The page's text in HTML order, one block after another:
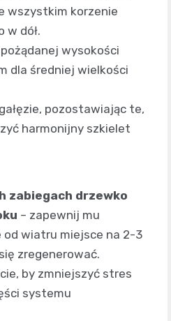
wszystkim korzenie
w dół.
wysokości
dla średniej wielkości
pozostawiając te,
harmonijny szkielet
zabiegach drzewko
– zapewnij mu
od wiatru miejsce na 2-3
zregenerować.
by zmniejszyć stres
systemu